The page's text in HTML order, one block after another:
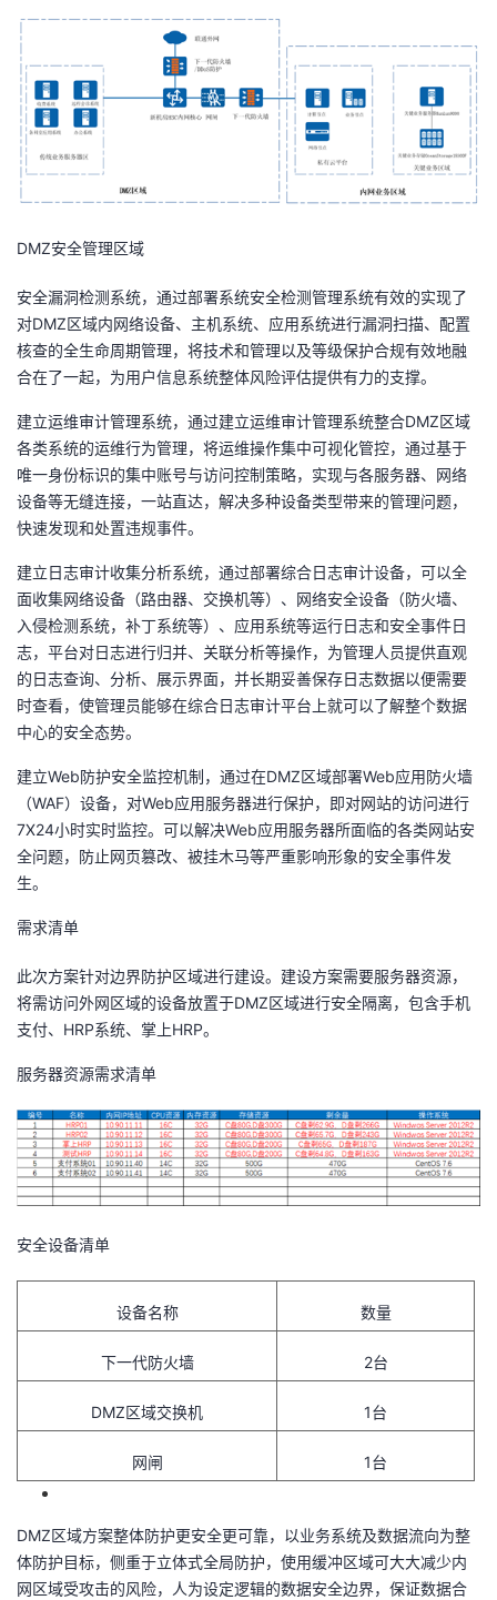
DMZ安全管理区域
安全漏洞检测系统，通过部署系统安全检测管理系统有效的实现了
对DMZ区域内网络设备、主机系统、应用系统进行漏洞扫描、配置
核查的全生命周期管理，将技术和管理以及等级保护合规有效地融
合在了一起，为用户信息系统整体风险评估提供有力的支撑。
建立运维审计管理系统，通过建立运维审计管理系统整合DMZ区域
各类系统的运维行为管理，将运维操作集中可视化管控，通过基于
唯一身份标识的集中账号与访问控制策略，实现与各服务器、网络
设备等无缝连接，一站直达，解决多种设备类型带来的管理问题，
快速发现和处置违规事件。
建立日志审计收集分析系统，通过部署综合日志审计设备，可以全
面收集网络设备（路由器、交换机等）、网络安全设备（防火墙、
入侵检测系统，补丁系统等）、应用系统等运行日志和安全事件日
志，平台对日志进行归并、关联分析等操作，为管理人员提供直观
的日志查询、分析、展示界面，并长期妥善保存日志数据以便需要
时查看，使管理员能够在综合日志审计平台上就可以了解整个数据
中心的安全态势。
建立Web防护安全监控机制，通过在DMZ区域部署Web应用防火墙
（WAF）设备，对Web应用服务器进行保护，即对网站的访问进行
7X24小时实时监控。可以解决Web应用服务器所面临的各类网站安
全问题，防止网页篡改、被挂木马等严重影响形象的安全事件发
生。
需求清单
此次方案针对边界防护区域进行建设。建设方案需要服务器资源，
将需访问外网区域的设备放置于DMZ区域进行安全隔离，包含手机
支付、HRP系统、掌上HRP。
服务器资源需求清单
安全设备清单
设备名称 数量
下一代防火墙 2台
DMZ区域交换机 1台
网闸
1台
DMZ区域方案整体防护更安全更可靠，以业务系统及数据流向为整
体防护目标，侧重于立体式全局防护，使用缓冲区域可大大减少内
网区域受攻击的风险，人为设定逻辑的数据安全边界，保证数据合